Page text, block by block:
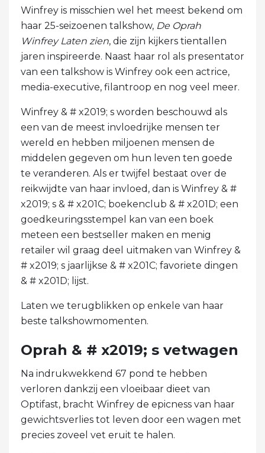
Winfrey is misschien wel het meest bekend om
haar 25-seizoenen talkshow, De Oprah
Winfrey Laten zien, die zijn kijkers tientallen
jaren inspireerde. Naast haar rol als presentator
van een talkshow is Winfrey ook een actrice,
media-executive, filantroop en nog veel meer.
Winfrey & # x2019; s worden beschouwd als
een van de meest invloedrijke mensen ter
wereld en hebben miljoenen mensen de
middelen gegeven om hun leven ten goede
te veranderen. Als er twijfel bestaat over de
reikwijdte van haar invloed, dan is Winfrey & #
x2019; s & # x201C; boekenclub & # x201D; een
goedkeuringsstempel kan van een boek
meteen een bestseller maken en menig
retailer wil graag deel uitmaken van Winfrey &
# x2019; s jaarlijkse & # x201C; favoriete dingen
& # x201D; lijst.
Laten we terugblikken op enkele van haar
beste talkshowmomenten.
Oprah & # x2019; s vetwagen
Na indrukwekkend 67 pond te hebben
verloren dankzij een vloeibaar dieet van
Optifast, bracht Winfrey de epicness van haar
gewichtsverlies tot leven door een wagen met
precies zoveel vet eruit te halen.